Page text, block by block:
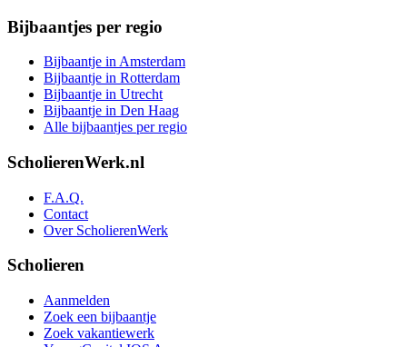
Bijbaantjes per regio
Bijbaantje in Amsterdam
Bijbaantje in Rotterdam
Bijbaantje in Utrecht
Bijbaantje in Den Haag
Alle bijbaantjes per regio
ScholierenWerk.nl
F.A.Q.
Contact
Over ScholierenWerk
Scholieren
Aanmelden
Zoek een bijbaantje
Zoek vakantiewerk